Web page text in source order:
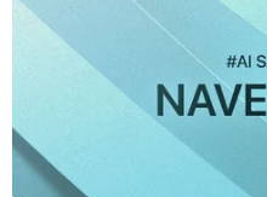
27/04/2023 07:20
Triển lãm trưng bày hơn
dung gồm các trà cụ dùng
truyền thống quan trọng
và các tác phẩm nghệ